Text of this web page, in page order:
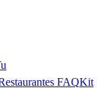
FAQKit